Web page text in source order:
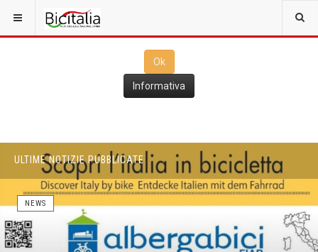
Questo sito utilizza i
Ok
Ok
Informativa
ULTIME NOTIZIE PUBBLICATE
NEWS